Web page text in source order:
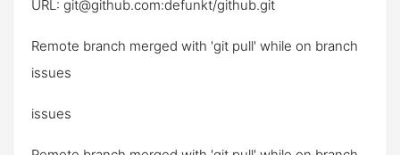
URL: git@github.com:defunkt/github.git
Remote branch merged with 'git pull' while on branch
issues
issues